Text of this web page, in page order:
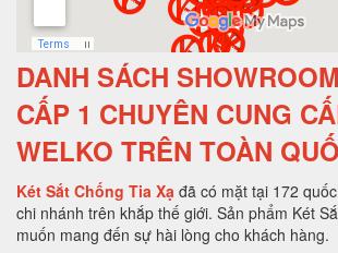
DANH SÁCH
CẤP 1 CHUYÊN CUNG
WELKO TRÊN TOÀN
Két Sắt Chống Tia Xạ đã có mặt tại 172
chi nhánh trên khắp thế giới. Sản phẩm Két
muốn mang đến sự hài lòng cho khách hàng.